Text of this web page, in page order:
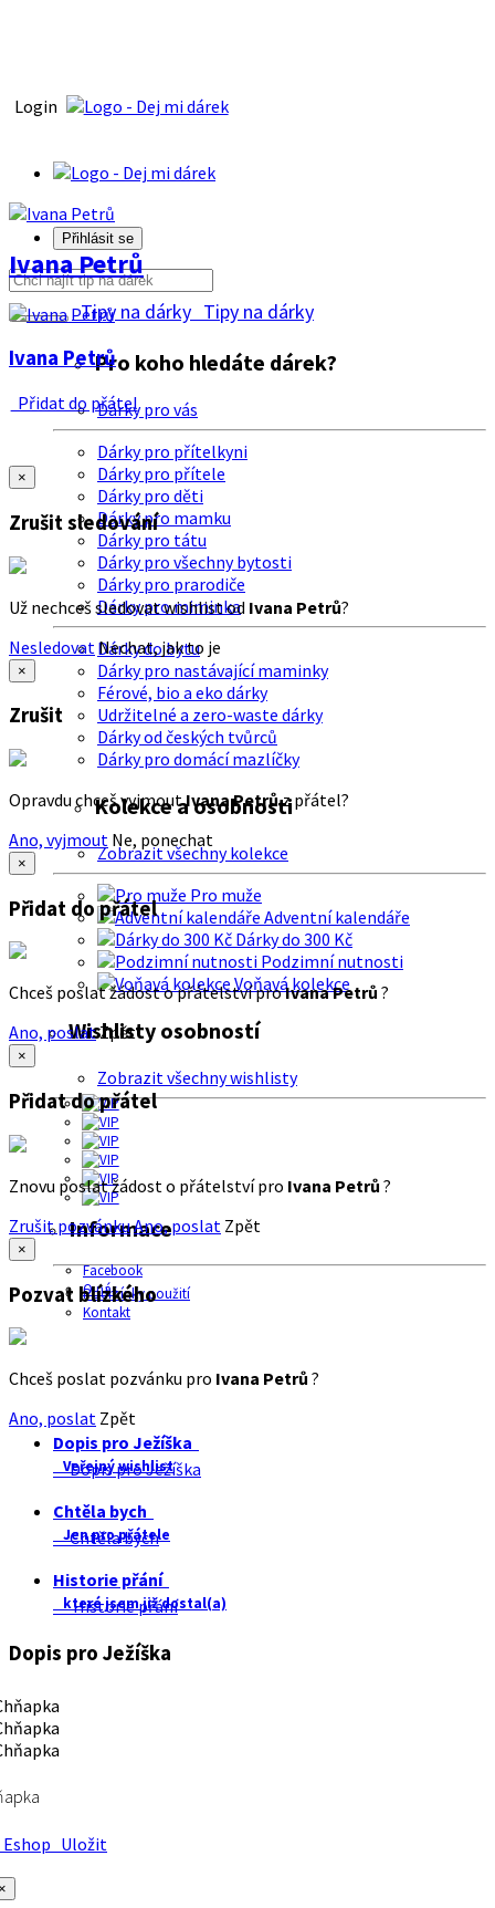
Login
Přihlásit se
Tipy na dárky Tipy na dárky
Pro koho hledáte dárek?
Dárky pro vás
Dárky pro přítelkyni
Dárky pro přítele
Dárky pro děti
Dárky pro mamku
Dárky pro tátu
Dárky pro všechny bytosti
Dárky pro prarodiče
Dárky pro miminka
Dárky do bytu
Dárky pro nastávající maminky
Férové, bio a eko dárky
Udržitelné a zero-waste dárky
Dárky od českých tvůrců
Dárky pro domácí mazlíčky
Kolekce a osobnosti
Zobrazit všechny kolekce
Pro muže
Adventní kalendáře
Dárky do 300 Kč
Podzimní nutnosti
Voňavá kolekce
Wishlisty osobností
Zobrazit všechny wishlisty
Informace
Facebook
O nás
Podmínky použití
Kontakt
Ivana Petrů
Ivana Petrů
Přidat do přátel
×
Zrušit sledování
Už nechceš sledovat wishlist od Ivana Petrů?
Nesledovat Nechat, jak to je
×
Zrušit
Opravdu chceš vyjmoutIvana Petrůz přátel?
Ano, vyjmout Ne, ponechat
×
Přidat do přátel
Chceš poslat žádost o přátelství proIvana Petrů ?
Ano, poslatZpět
×
Přidat do přátel
Znovu poslat žádost o přátelství pro Ivana Petrů ?
Zrušit pozvánkuAno, poslat Zpět
×
Pozvat blízkého
Chceš poslat pozvánku pro Ivana Petrů ?
Ano, poslat Zpět
Dopis pro Ježíška
Veřejný wishlist
Dopis pro Ježíška
Chtěla bych
Jen pro přátele
Chtěla bych
Historie přání
které jsem již dostal(a)
Historie přání
Dopis pro Ježíška
Uložit